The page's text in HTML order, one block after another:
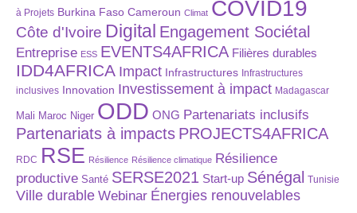
à Projets Burkina Faso Cameroun Climat COVID19
Côte d'Ivoire Digital Engagement Sociétal
Entreprise ESS EVENTS4AFRICA Filières durables
IDD4AFRICA Impact Infrastructures Infrastructures
inclusives Innovation Investissement à impact Madagascar
Mali Maroc Niger ODD ONG Partenariats inclusifs
Partenariats à impacts PROJECTS4AFRICA
RDC RSE Résilience Résilience climatique Résilience
productive Santé SERSE2021 Start-up Sénégal Tunisie
Ville durable Webinar Énergies renouvelables